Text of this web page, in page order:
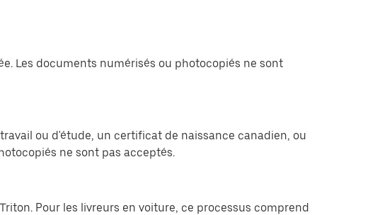
Les documents numérisés ou photocopiés ne sont
ou d'étude, un certificat de naissance canadien, ou
ne sont pas acceptés.
Pour les livreurs en voiture, ce processus comprend